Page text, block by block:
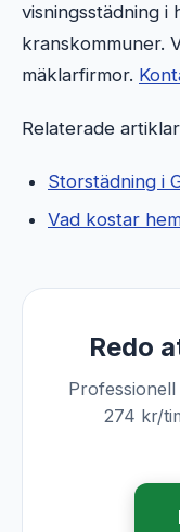
visningsstädning i
kranskommuner.
mäklarfirmor.
Relaterade
Storstädning i
Vad kostar
Redo
274 kr/